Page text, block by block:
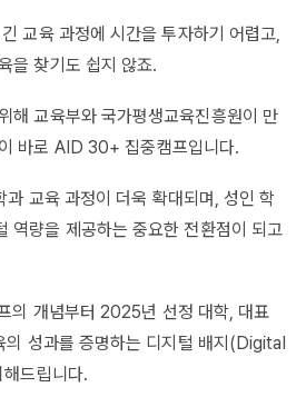
교육 과정에 시간을 투자하기 어렵고,
을 찾기도 쉽지 않죠.
해 교육부와 국가평생교육진흥원이 만
바로 AID 30+ 집중캠프입니다.
교육 과정이 더욱 확대되며, 성인 학
역량을 제공하는 중요한 전환점이 되고
의 개념부터 2025년 선정 대학, 대표
의 성과를 증명하는 디지털 배지(Digital
드립니다.